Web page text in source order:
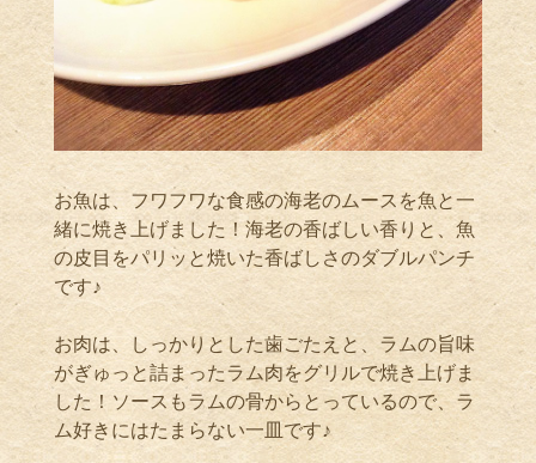
お魚は、フワフワな食感の海老のムースを魚と一
緒に焼き上げました！海老の香ばしい香りと、魚
の皮目をパリッと焼いた香ばしさのダブルパンチ
です♪
お肉は、しっかりとした歯ごたえと、ラムの旨味
がぎゅっと詰まったラム肉をグリルで焼き上げま
した！ソースもラムの骨からとっているので、ラ
ム好きにはたまらない一皿です♪